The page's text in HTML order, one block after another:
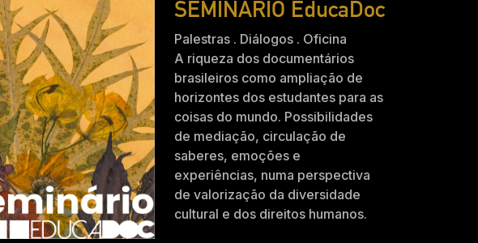
SEMINÁRIO EducaDoc
Palestras . Diálogos . Oficina
A riqueza dos documentários
brasileiros como ampliação de
horizontes dos estudantes para as
coisas do mundo. Possibilidades
de mediação, circulação de
saberes, emoções e
experiências, numa perspectiva
de valorização da diversidade
cultural e dos direitos humanos.